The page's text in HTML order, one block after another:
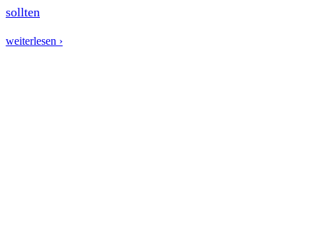
sollten
weiterlesen ›